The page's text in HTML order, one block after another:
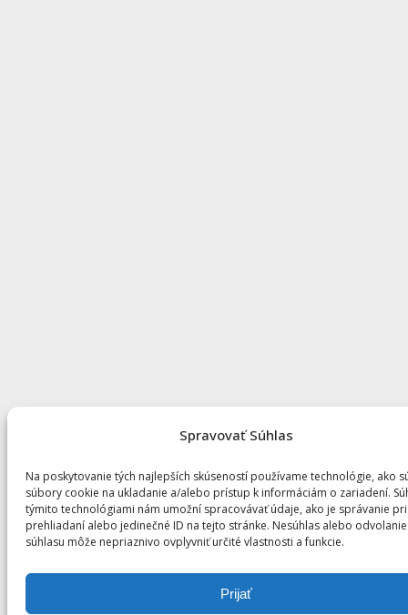
Spravovať Súhlas
Na poskytovanie tých najlepších skúseností používame technológie, ako
súbory cookie na ukladanie a/alebo prístup k informáciám o zariadení.
týmito technológiami nám umožní spracovávať údaje, ako je správanie pri
prehliadaní alebo jedinečné ID na tejto stránke. Nesúhlas alebo odvolanie
súhlasu môže nepriaznivo ovplyvniť určité vlastnosti a funkcie.
Prijať